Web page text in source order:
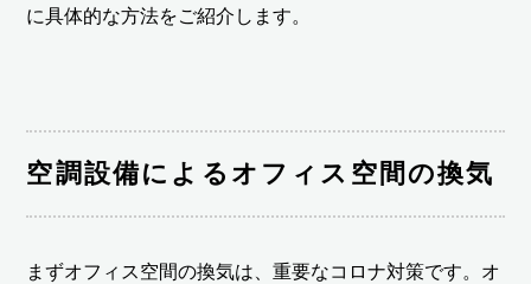
に具体的な方法をご紹介します。
空調設備によるオフィス空間の換気
まずオフィス空間の換気は、重要なコロナ対策です。オ